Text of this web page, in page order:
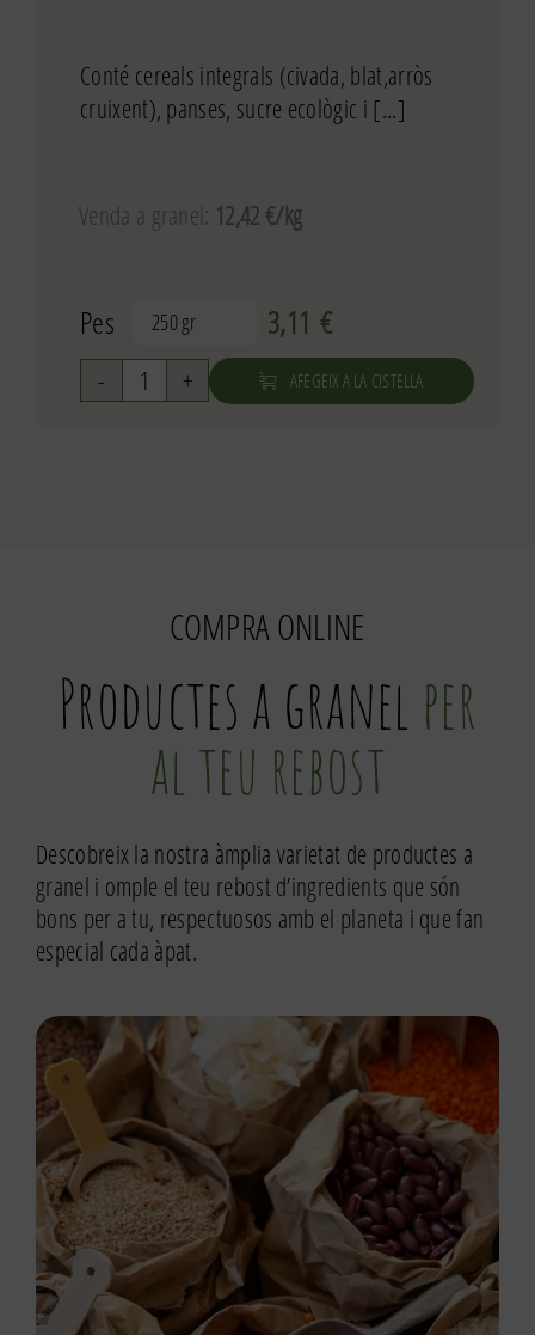
Conté cereals integrals (civada, blat,arròs
cruixent), panses, sucre ecològic i [...]
Venda a granel: 12,42 €/kg
Pes 3,11 €
quantitat
AFEGEIX A LA CISTELLA
COMPRA ONLINE
Productes a granel per
al teu rebost
Descobreix la nostra àmplia varietat de productes a
granel i omple el teu rebost d’ingredients que són
bons per a tu, respectuosos amb el planeta i que fan
especial cada àpat.